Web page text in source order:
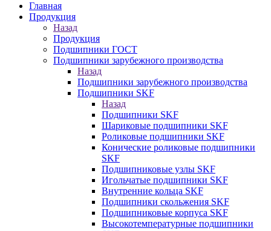
Главная
Продукция
Назад
Продукция
Подшипники ГОСТ
Подшипники зарубежного производства
Назад
Подшипники зарубежного производства
Подшипники SKF
Назад
Подшипники SKF
Шариковые подшипники SKF
Роликовые подшипники SKF
Конические роликовые подшипники
SKF
Подшипниковые узлы SKF
Игольчатые подшипники SKF
Внутренние кольца SKF
Подшипники скольжения SKF
Подшипниковые корпуса SKF
Высокотемпературные подшипники